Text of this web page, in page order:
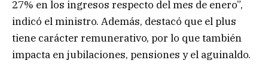
27% en los ingresos respecto del mes de enero”,
indicó el ministro. Además, destacó que el plus
tiene carácter remunerativo, por lo que también
impacta en jubilaciones, pensiones y el aguinaldo.